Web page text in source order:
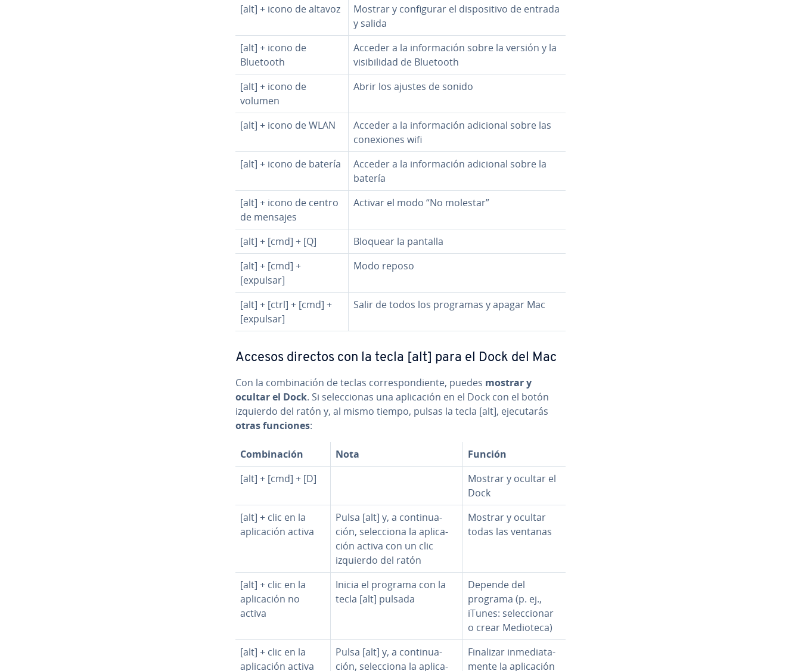
[alt] + icono de altavoz
Mostrar y co­n­fi­gu­rar el di­s­po­si­ti­vo de entrada
y salida
[alt] + icono de
Bluetooth
Acceder a la in­fo­r­ma­ción sobre la versión y la
vi­si­bi­li­dad de Bluetooth
[alt] + icono de
volumen
Abrir los ajustes de sonido
[alt] + icono de WLAN
Acceder a la in­fo­r­ma­ción adicional sobre las
co­ne­xio­nes wifi
[alt] + icono de batería
Acceder a la in­fo­r­ma­ción adicional sobre la
batería
[alt] + icono de centro
de mensajes
Activar el modo “No molestar”
[alt] + [cmd] + [Q]
Bloquear la pantalla
[alt] + [cmd] +
[expulsar]
Modo reposo
[alt] + [ctrl] + [cmd] +
[expulsar]
Salir de todos los programas y apagar Mac
Accesos directos con la tecla [alt] para el Dock del Mac
Con la co­m­bi­na­ción de teclas co­rre­s­po­n­die­n­te, puedes mostrar y
ocultar el Dock. Si se­le­c­cio­nas una apli­ca­ción en el Dock con el botón
izquierdo del ratón y, al mismo tiempo, pulsas la tecla [alt], eje­cu­ta­rás
otras funciones:
Co­m­bi­na­ción Nota
Función
[alt] + [cmd] + [D]
Mostrar y ocultar el
Dock
[alt] + clic en la
apli­ca­ción activa
Pulsa [alt] y, a co­n­ti­nua­
ción, se­le­c­cio­na la apli­ca­
ción activa con un clic
izquierdo del ratón
Mostrar y ocultar
todas las ventanas
[alt] + clic en la
apli­ca­ción no
activa
Inicia el programa con la
tecla [alt] pulsada
Depende del
programa (p. ej.,
iTunes: se­le­c­cio­nar
o crear Medioteca)
[alt] + clic en la
apli­ca­ción activa
Pulsa [alt] y, a co­n­ti­nua­
ción, se­le­c­cio­na la apli­ca­
Finalizar in­me­dia­ta­
me­n­te la apli­ca­ción